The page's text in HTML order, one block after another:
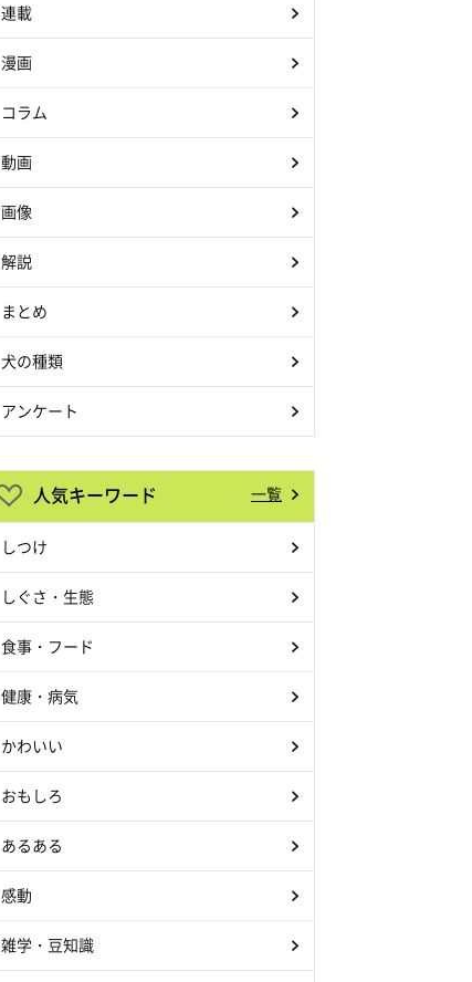
連載
漫画
コラム
動画
画像
解説
まとめ
犬の種類
アンケート
人気キーワード 一覧
しつけ
しぐさ・生態
食事・フード
健康・病気
かわいい
おもしろ
あるある
感動
雑学・豆知識